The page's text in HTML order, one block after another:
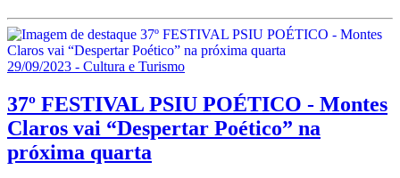
29/09/2023 - Cultura e Turismo
37º FESTIVAL PSIU POÉTICO - Montes
Claros vai “Despertar Poético” na
próxima quarta